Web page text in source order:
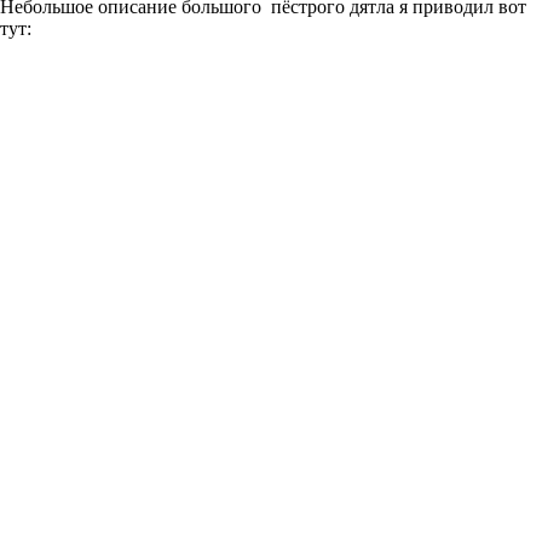
Небольшое описание большого пёстрого дятла я приводил вот
тут: